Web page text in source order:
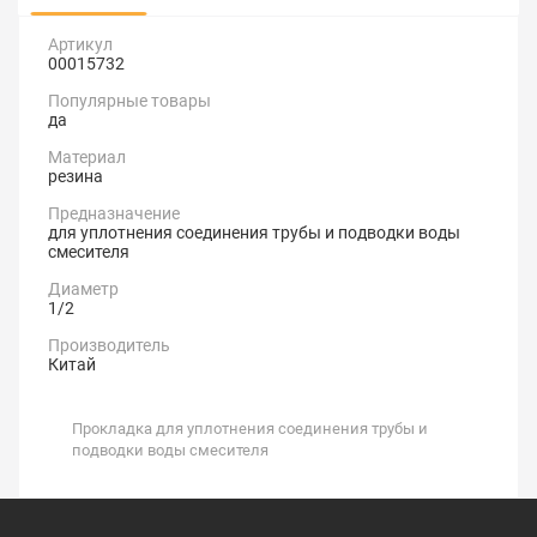
Артикул
00015732
Популярные товары
да
Материал
резина
Предназначение
для уплотнения соединения трубы и подводки воды
смесителя
Диаметр
1/2
Производитель
Китай
Прокладка для уплотнения соединения трубы и
подводки воды смесителя